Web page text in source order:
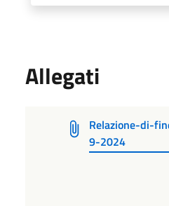
Allegati
Relazione-di-
9-2024